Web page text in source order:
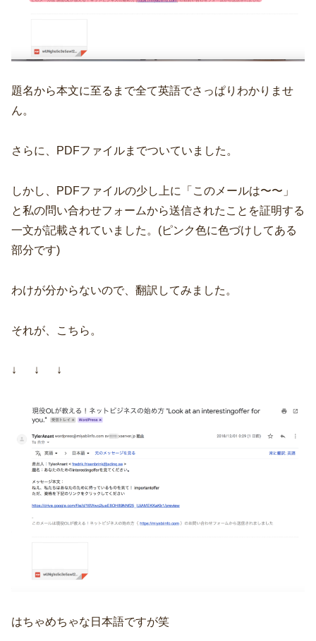
題名から本文に至るまで全て英語でさっぱりわかりませ
ん。
さらに、PDFファイルまでついていました。
しかし、PDFファイルの少し上に「このメールは〜〜」
と私の問い合わせフォームから送信されたことを証明する
一文が記載されていました。(ピンク色に色づけしてある
部分です)
わけが分からないので、翻訳してみました。
それが、こちら。
↓ ↓ ↓
はちゃめちゃな日本語ですが笑